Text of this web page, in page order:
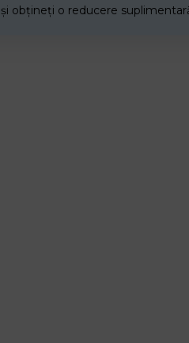
și obțineți o reducere